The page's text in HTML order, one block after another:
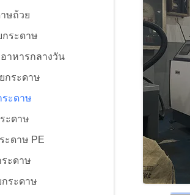
ษถ้วย
กระดาษ
าหารกลางวัน
กระดาษ
ระดาษ
ะดาษ
ะดาษ PE
ะดาษ
กระดาษ